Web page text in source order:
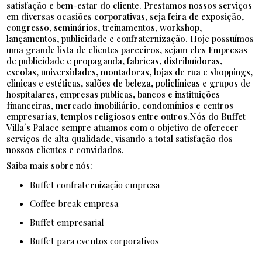
satisfação e bem-estar do cliente. Prestamos nossos serviços
em diversas ocasiões corporativas, seja feira de exposição,
congresso, seminários, treinamentos, workshop,
lançamentos, publicidade e confraternização. Hoje possuímos
uma grande lista de clientes parceiros, sejam eles Empresas
de publicidade e propaganda, fabricas, distribuidoras,
escolas, universidades, montadoras, lojas de rua e shoppings,
clinicas e estéticas, salões de beleza, policlínicas e grupos de
hospitalares, empresas publicas, bancos e instituições
financeiras, mercado imobiliário, condomínios e centros
empresarias, templos religiosos entre outros.Nós do Buffet
Villa´s Palace sempre atuamos com o objetivo de oferecer
serviços de alta qualidade, visando a total satisfação dos
nossos clientes e convidados.
Saiba mais sobre nós:
buffet confraternização empresa
coffee break empresa
buffet empresarial
buffet para eventos corporativos